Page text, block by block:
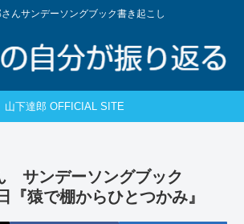
んサンデーソングブック書き起こし
山下達郎 OFFICIAL SITE
サンデーソングブック
『猿で棚からひとつかみ』